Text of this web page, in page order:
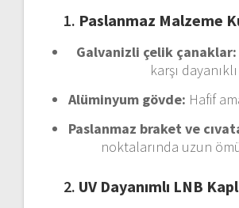
1. Paslanmaz Malzeme
Galvanizli çelik çanaklar:
karşı dayanıklı
Alüminyum gövde: Hafif
Paslanmaz braket ve
noktalarında uzun
2. UV Dayanımlı LNB